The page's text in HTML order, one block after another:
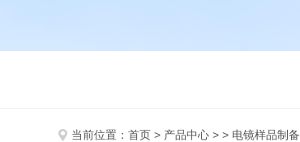
当前位置： 首页 > 产品中心 > > 电镜样品制备